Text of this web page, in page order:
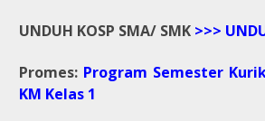
UNDUH KOSP SMA/ SMK >>>
Promes: Program Semester
KM Kelas 1